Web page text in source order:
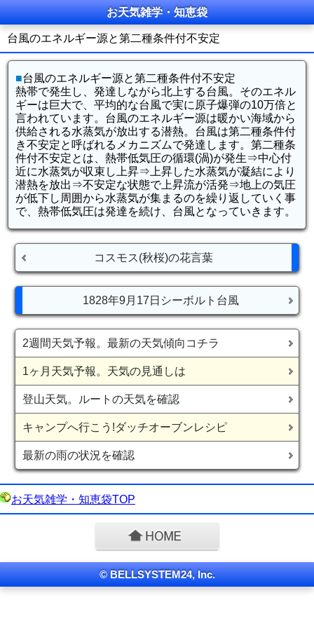
お天気雑学・知恵袋
台風のエネルギー源と第二種条件付不安定
■台風のエネルギー源と第二種条件付不安定
熱帯で発生し、発達しながら北上する台風。そのエネル
ギーは巨大で、平均的な台風で実に原子爆弾の10万倍と
言われています。台風のエネルギー源は暖かい海域から
供給される水蒸気が放出する潜熱。台風は第二種条件付
き不安定と呼ばれるメカニズムで発達します。第二種条
件付不安定とは、熱帯低気圧の循環(渦)が発生⇒中心付
近に水蒸気が収束し上昇⇒上昇した水蒸気が凝結により
潜熱を放出⇒不安定な状態で上昇流が活発⇒地上の気圧
が低下し周囲から水蒸気が集まるのを繰り返していく事
で、熱帯低気圧は発達を続け、台風となっていきます。
コスモス(秋桜)の花言葉
1828年9月17日シーボルト台風
2週間天気予報。最新の天気傾向コチラ
1ヶ月天気予報。天気の見通しは
登山天気。ルートの天気を確認
キャンプへ行こう!ダッチオーブンレシピ
最新の雨の状況を確認
お天気雑学・知恵袋TOP
© BELLSYSTEM24, Inc.